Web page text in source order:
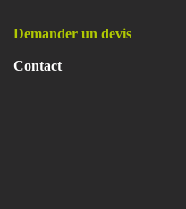
Demander un devis
Contact